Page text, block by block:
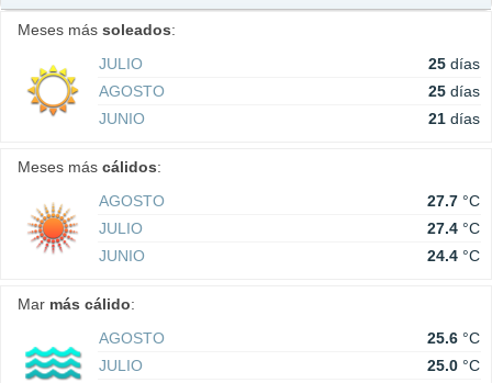
Meses más soleados:
JULIO
25 días
AGOSTO
25 días
JUNIO
21 días
Meses más cálidos:
AGOSTO
27.7 °C
JULIO
27.4 °C
JUNIO
24.4 °C
Mar más cálido:
AGOSTO
25.6 °C
JULIO
25.0 °C